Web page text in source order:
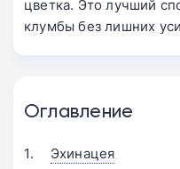
цветка. Это лучший
клумбы без лишних
Оглавление
Эхинацея